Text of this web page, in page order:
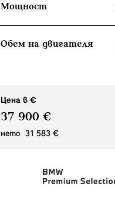
Мощност
Обем на двигателя
Цена в €
37 900 €
нето 31 583 €